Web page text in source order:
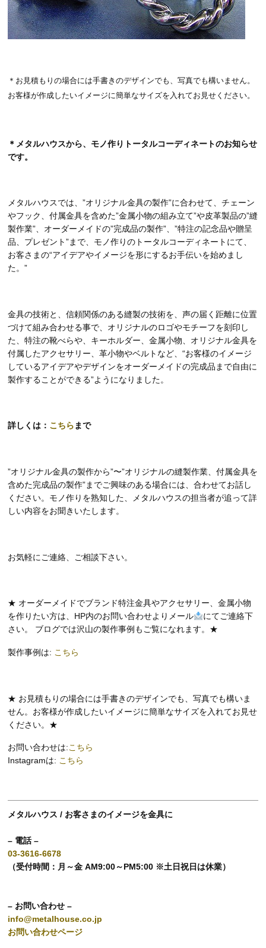
＊お見積もりの場合には手書きのデザインでも、写真でも構いません。
お客様が作成したいイメージに簡単なサイズを入れてお見せください。
＊メタルハウスから、モノ作りトータルコーディネートのお知らせ
です。
メタルハウスでは、”オリジナル金具の製作”に合わせて、チェーン
やフック、付属金具を含めた”金属小物の組み立て”や皮革製品の”縫
製作業”、オーダーメイドの”完成品の製作”、”特注の記念品や贈呈
品、プレゼント”まで、モノ作りのトータルコーディネートにて、
お客さまの“アイデアやイメージを形にするお手伝いを始めまし
た。”
金具の技術と、信頼関係のある縫製の技術を、声の届く距離に位置
づけて組み合わせる事で、オリジナルのロゴやモチーフを刻印し
た、特注の靴べらや、キーホルダー、金属小物、オリジナル金具を
付属したアクセサリー、革小物やベルトなど、“お客様のイメージ
しているアイデアやデザインをオーダーメイドの完成品まで自由に
製作することができる”ようになりました。
詳しくは： こちらまで
”オリジナル金具の製作から”〜”オリジナルの縫製作業、付属金具を
含めた完成品の製作”までご興味のある場合には、合わせてお話し
ください。モノ作りを熟知した、メタルハウスの担当者が追って詳
しい内容をお聞きいたします。
お気軽にご連絡、ご相談下さい。
★ オーダーメイドでブランド特注金具やアクセサリー、金属小物
を作りたい方は、HP内のお問い合わせよりメール
にてご連絡下
さい。 ブログでは沢山の製作事例もご覧になれます。★
製作事例は: こちら
★ お見積もりの場合には手書きのデザインでも、写真でも構いま
せん。お客様が作成したいイメージに簡単なサイズを入れてお見せ
ください。★
お問い合わせは:こちら
Instagramは: こちら
メタルハウス / お客さまのイメージを金具に
– 電話 –
03-3616-6678
（受付時間：月～金 AM9:00～PM5:00 ※土日祝日は休業）
– お問い合わせ –
info@metalhouse.co.jp
お問い合わせページ